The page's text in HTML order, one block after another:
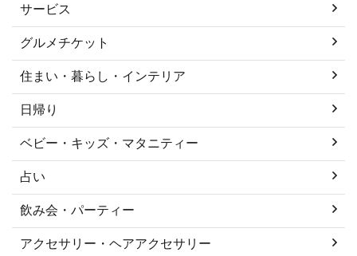
サービス
グルメチケット
住まい・暮らし・インテリア
日帰り
ベビー・キッズ・マタニティー
占い
飲み会・パーティー
アクセサリー・ヘアアクセサリー